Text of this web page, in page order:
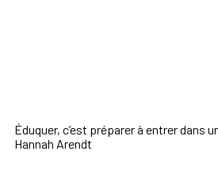
Éduquer, c’est préparer à entrer dans
Hannah Arendt